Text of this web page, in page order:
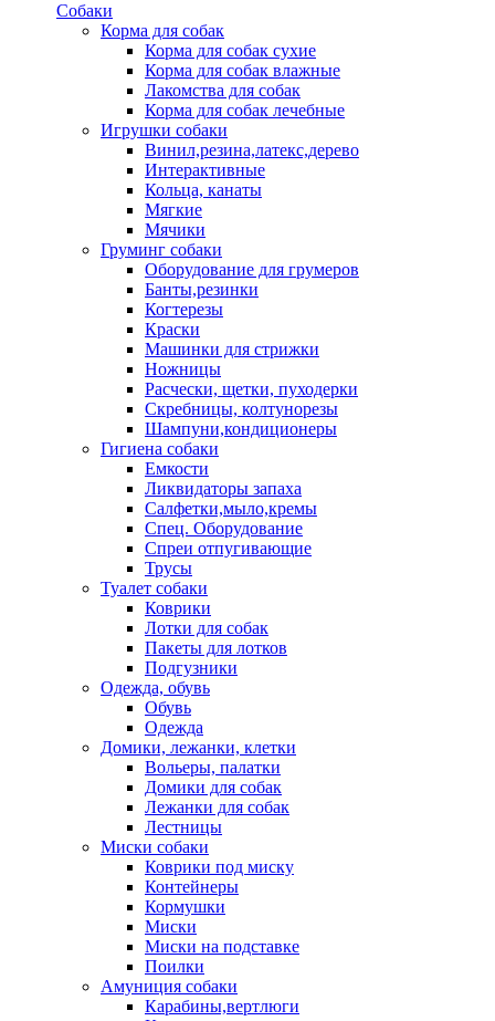
Собаки
Корма для собак
Корма для собак сухие
Корма для собак влажные
Лакомства для собак
Корма для собак лечебные
Игрушки собаки
Винил,резина,латекс,дерево
Интерактивные
Кольца, канаты
Мягкие
Мячики
Груминг собаки
Оборудование для грумеров
Банты,резинки
Когтерезы
Краски
Машинки для стрижки
Ножницы
Расчески, щетки, пуходерки
Скребницы, колтунорезы
Шампуни,кондиционеры
Гигиена собаки
Емкости
Ликвидаторы запаха
Салфетки,мыло,кремы
Спец. Оборудование
Спреи отпугивающие
Трусы
Туалет собаки
Коврики
Лотки для собак
Пакеты для лотков
Подгузники
Одежда, обувь
Обувь
Одежда
Домики, лежанки, клетки
Вольеры, палатки
Домики для собак
Лежанки для собак
Лестницы
Миски собаки
Коврики под миску
Контейнеры
Кормушки
Миски
Миски на подставке
Поилки
Амуниция собаки
Карабины,вертлюги